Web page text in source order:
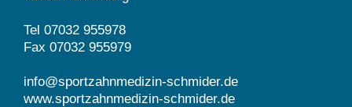
Tel 07032 955978
Fax 07032 955979
info@sportzahnmedizin-schmider.de
www.sportzahnmedizin-schmider.de